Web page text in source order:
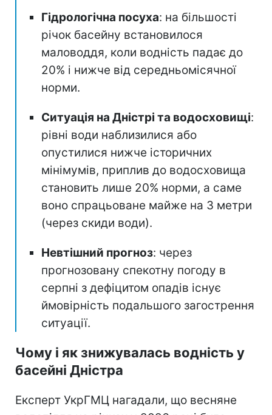
Гідрологічна посуха: на більшості
річок басейну встановилося
маловоддя, коли водність падає до
20% і нижче від середньомісячної
норми.
Ситуація на Дністрі та водосховищі:
рівні води наблизилися або
опустилися нижче історичних
мінімумів, приплив до водосховища
становить лише 20% норми, а саме
воно спрацьоване майже на 3 метри
(через скиди води).
Невтішний прогноз: через
прогнозовану спекотну погоду в
серпні з дефіцитом опадів існує
ймовірність подальшого загострення
ситуації.
Чому і як знижувалась водність у
басейні Дністра
Експерт УкрГМЦ нагадали, що весняне